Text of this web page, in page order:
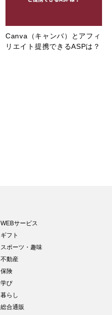
Canva（キャンバ）とアフィ
リエイト提携できるASPは？
WEBサービス
ギフト
スポーツ・趣味
不動産
保険
学び
暮らし
総合通販